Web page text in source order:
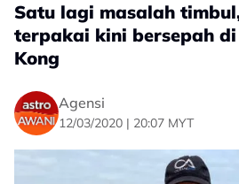
Satu lagi masalah
terpakai kini bersepah
Kong
Agensi
12/03/2020 | 20:07 MYT